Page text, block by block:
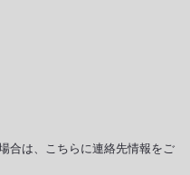
合は、こちらに連絡先情報をご